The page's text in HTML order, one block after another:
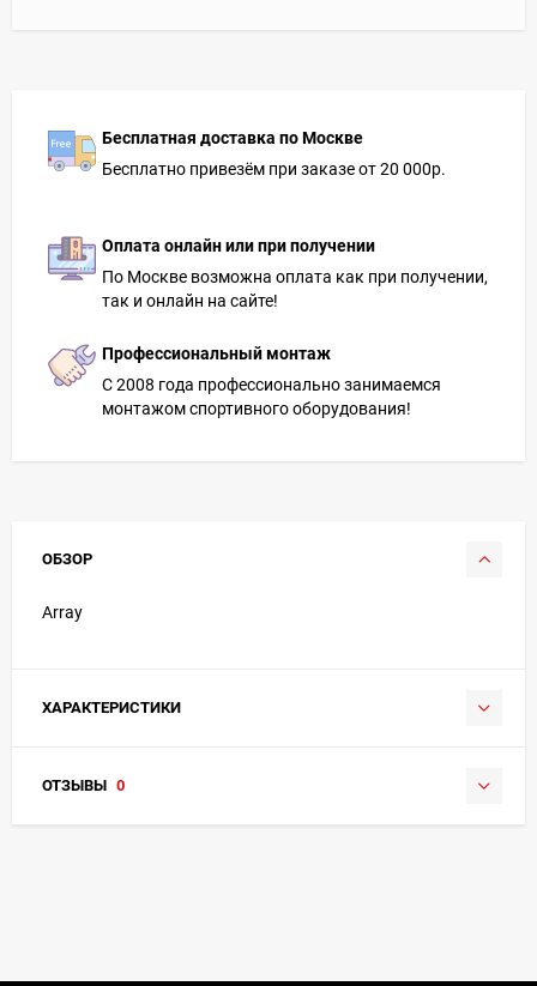
Бесплатная доставка по Москве
Бесплатно привезём при заказе от 20 000р.
Оплата онлайн или при получении
По Москве возможна оплата как при получении,
так и онлайн на сайте!
Профессиональный монтаж
С 2008 года профессионально занимаемся
монтажом спортивного оборудования!
ОБЗОР
Array
ХАРАКТЕРИСТИКИ
ОТЗЫВЫ 0